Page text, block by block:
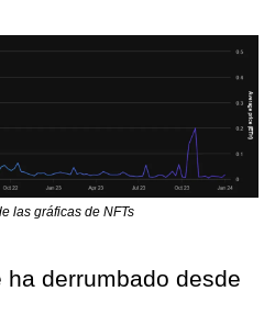
las gráficas de NFTs
ha derrumbado desde